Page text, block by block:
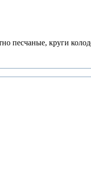
песчаные, круги